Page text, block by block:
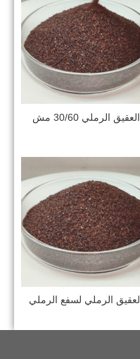
العقيق الرملي 30/60 مش
العقيق الرملي لسفع الرملي